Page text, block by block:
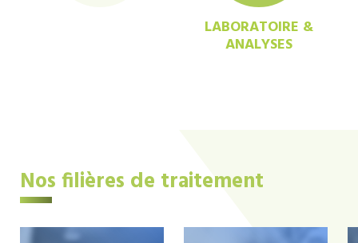
LABORATOIRE &
ANALYSES
Nos filières de traitement